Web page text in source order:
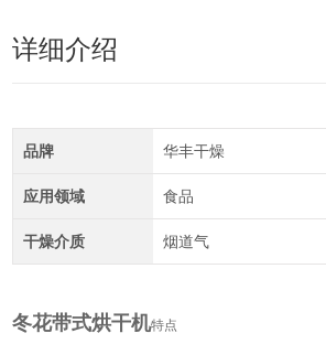
详细介绍
品牌 华丰干燥
应用领域 食品
干燥介质 烟道气
冬花带式烘干机特点